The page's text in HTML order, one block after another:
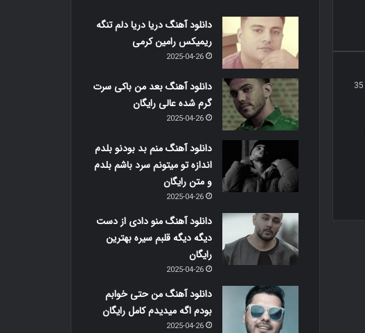
35
دانلود آهنگ دریا دریا دلم تنگه
ریمیکس رامین کرمی
2025-04-26
دانلود آهنگ بعد من باکی سرت
گرم شده عالی رایگان
2025-04-26
دانلود آهنگ منم بد بودنو بلدم
اندازه تو میتونم سرد باشم بلدم
و متن رایگان
2025-04-26
دانلود آهنگ منو دادی از دست
دیگه دیگه قلبم سیره بهترین
رایگان
2025-04-26
دانلود آهنگ من حتی خوابم
بودم اگه میدیدم کامل رایگان
2025-04-26